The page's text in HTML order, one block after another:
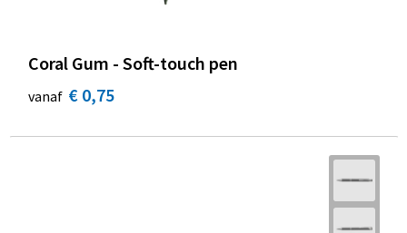
Coral Gum - Soft-touch pen
vanaf € 0,75